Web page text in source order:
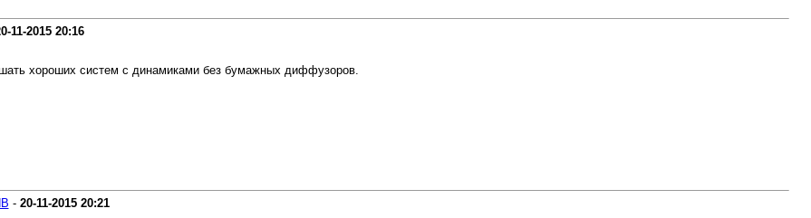
11-2015 20:16
хороших систем с динамиками без бумажных диффузоров.
- 20-11-2015 20:21